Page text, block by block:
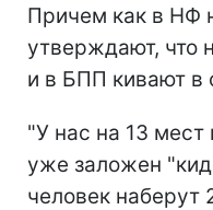
Причем как в НФ
утверждают, что
и в БПП кивают в
"У нас на 13 мест
уже заложен
человек наберут